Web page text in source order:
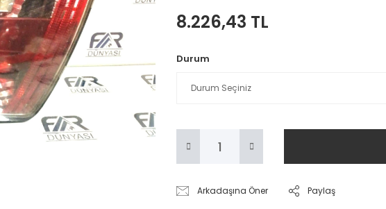
8.226,43 TL
Durum
Arkadaşına Öner Paylaş